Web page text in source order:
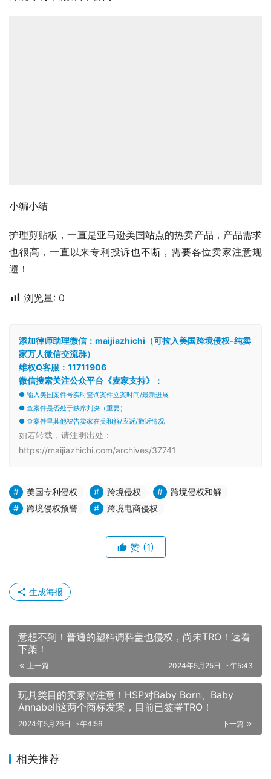
小编小结
护理剪贴板，一直是亚马逊美国站点的热卖产品，产品需求
也很高，一直以来专利投诉也不断，需要各位卖家注意规
避！
浏览量: 0
添加律师助理微信：maijiazhichi（可拉入美国跨境侵权-纯卖
家万人微信交流群）
维权Q客服：11711906
微信搜索关注公众平台《麦家支持》：
● 输入美国案件号实时查询案件立案时间/最新进展
● 查案件是否处于缺席判决（重要）
● 查案件里其他被告卖家在美和解/应诉/撤诉情况
如若转载，请注明出处：
https://maijiazhichi.com/archives/37741
美国专利侵权 跨境侵权
跨境侵权和解
跨境侵权预警
跨境电商侵权
赞 (1)
生成海报
意想不到！普通的塑料调料盖也侵权，尚未TRO！速看
下架！
上一篇 2024年5月25日 下午5:43
玩具类目的卖家需注意！HSP对Baby Born、Baby
Annabell这两个商标发案，目前已签署TRO！
下一篇
2024年5月26日 下午4:56
相关推荐